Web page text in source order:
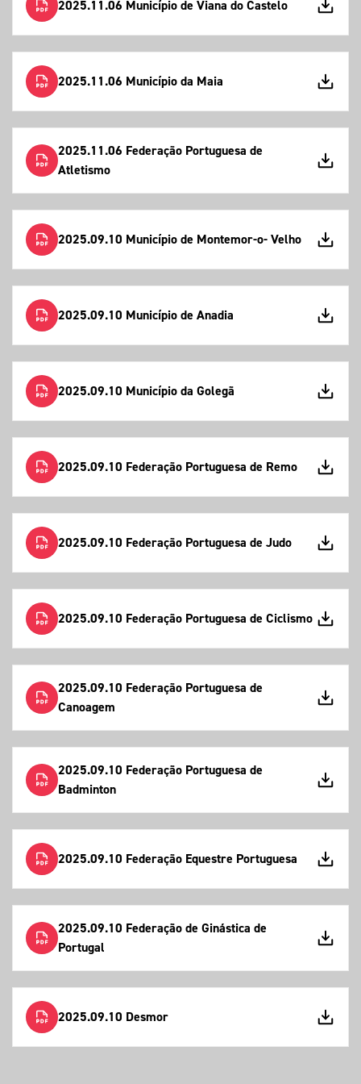
2025.11.06 Município de Viana do Castelo
2025.11.06 Município da Maia
2025.11.06 Federação Portuguesa de
Atletismo
2025.09.10 Município de Montemor-o- Velho
2025.09.10 Município de Anadia
2025.09.10 Município da Golegã
2025.09.10 Federação Portuguesa de Remo
2025.09.10 Federação Portuguesa de Judo
2025.09.10 Federação Portuguesa de Ciclismo
2025.09.10 Federação Portuguesa de
Canoagem
2025.09.10 Federação Portuguesa de
Badminton
2025.09.10 Federação Equestre Portuguesa
2025.09.10 Federação de Ginástica de
Portugal
2025.09.10 Desmor